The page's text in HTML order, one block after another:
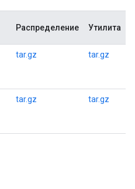
Распределение Утилита
tar.gz tar.gz
tar.gz tar.gz